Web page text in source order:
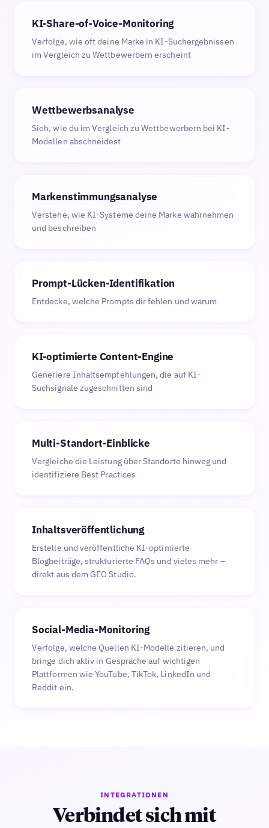
KI-Share-of-Voice-Monitoring
Verfolge, wie oft deine Marke in KI-Suchergebnissen
im Vergleich zu Wettbewerbern erscheint
Wettbewerbsanalyse
Sieh, wie du im Vergleich zu Wettbewerbern bei KI-
Modellen abschneidest
Markenstimmungsanalyse
Verstehe, wie KI-Systeme deine Marke wahrnehmen
und beschreiben
Prompt-Lücken-Identifikation
Entdecke, welche Prompts dir fehlen und warum
KI-optimierte Content-Engine
Generiere Inhaltsempfehlungen, die auf KI-
Suchsignale zugeschnitten sind
Multi-Standort-Einblicke
Vergleiche die Leistung über Standorte hinweg und
identifiziere Best Practices
Inhaltsveröffentlichung
Erstelle und veröffentliche KI-optimierte
Blogbeiträge, strukturierte FAQs und vieles mehr –
direkt aus dem GEO Studio.
Social-Media-Monitoring
Verfolge, welche Quellen KI-Modelle zitieren, und
bringe dich aktiv in Gespräche auf wichtigen
Plattformen wie YouTube, TikTok, LinkedIn und
Reddit ein.
INTEGRATIONEN
Verbindet sich mit